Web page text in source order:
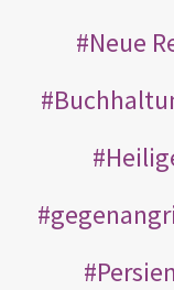
Neue
Persien